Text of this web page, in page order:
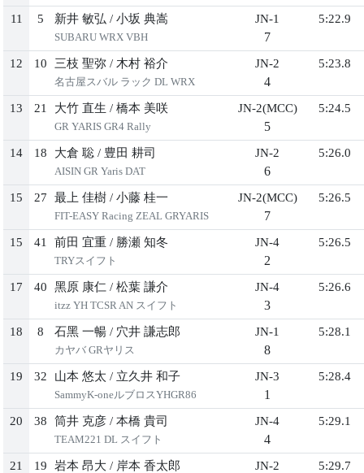
11 5 新井 敏弘 / ⼩坂 典嵩
SUBARU WRX VBH
JN-1
7
5:22.9
12 10 三枝 聖弥 / ⽊村 裕介
名古屋スバル ラック DL WRX
JN-2
4
5:23.8
13 21 ⼤⽵ 直⽣ / 橋本 美咲
GR YARIS GR4 Rally
JN-2(MCC)
5
5:24.5
14 18 ⼤倉 聡 / 豊⽥ 耕司
AISIN GR Yaris DAT
JN-2
6
5:26.0
15 27 最上 佳樹 / ⼩藤 桂⼀
FIT-EASY Racing ZEAL GRYARIS
JN-2(MCC)
7
5:26.5
15 41 前⽥ 宜重 / 勝瀬 知冬
TRYスイフト
JN-4
2
5:26.5
17 40 ⿊原 康仁 / 松葉 謙介
itzz YH TCSR AN スイフト
JN-4
3
5:26.6
18 8 ⽯⿊ ⼀暢 / ⽳井 謙志郎
カヤバ GRヤリス
JN-1
8
5:28.1
19 32 ⼭本 悠太 / ⽴久井 和⼦
SammyK-oneルブロスYHGR86
JN-3
1
5:28.4
20 38 筒井 克彦 / 本橋 貴司
TEAM221 DL スイフト
JN-4
4
5:29.1
21 19 岩本 昂⼤ / 岸本 ⾹太郎 JN-2 5:29.7